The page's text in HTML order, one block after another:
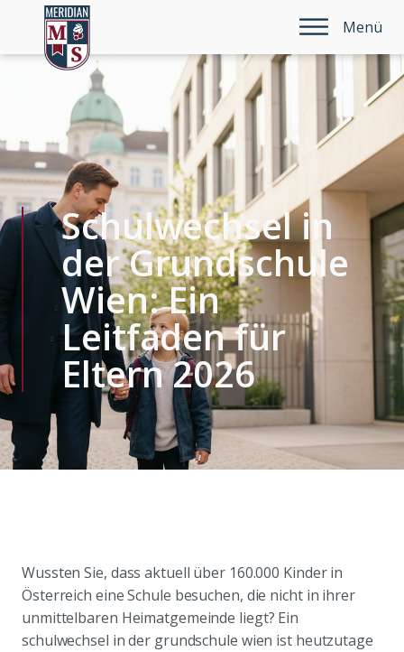
Menü
Schulwechsel in
der Grundschule
Wien: Ein
Leitfaden für
Eltern 2026
Wussten Sie, dass aktuell über 160.000 Kinder in
Österreich eine Schule besuchen, die nicht in ihrer
unmittelbaren Heimatgemeinde liegt? Ein
schulwechsel in der grundschule wien ist heutzutage